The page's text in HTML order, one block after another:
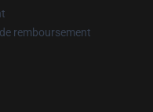
remboursement